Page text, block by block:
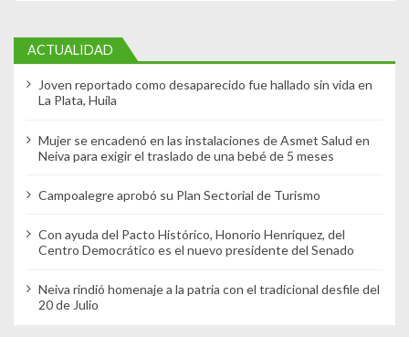
ACTUALIDAD
Joven reportado como desaparecido fue hallado sin vida en
La Plata, Huila
Mujer se encadenó en las instalaciones de Asmet Salud en
Neiva para exigir el traslado de una bebé de 5 meses
Campoalegre aprobó su Plan Sectorial de Turismo
Con ayuda del Pacto Histórico, Honorio Henriquez, del
Centro Democrático es el nuevo presidente del Senado
Neiva rindió homenaje a la patria con el tradicional desfile del
20 de Julio